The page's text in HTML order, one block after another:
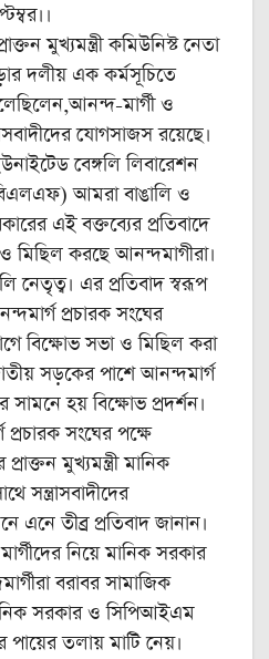
মুখ্যমন্ত্রী কমিউনিস্ট নেতা
দলীয় এক কর্মসূচিতে
মার্গী ও
যোগসাজস রয়েছে।
বেঙ্গলি লিবারেশন
আমরা বাঙালি ও
এই বক্তব্যের প্রতিবাদে
মিছিল করছে আনন্দমাগীরা।
নেতৃত্ব। এর প্রতিবাদ স্বরূপ
প্রচারক সংঘের
বিক্ষোভ সভা ও মিছিল করা
সড়কের পাশে আনন্দমার্গ
সামনে হয় বিক্ষোভ প্রদর্শন।
সংঘের পক্ষে
মুখ্যমন্ত্রী মানিক
সন্ত্রাসবাদীদের
এনে তীব্র প্রতিবাদ জানান।
নিয়ে মানিক সরকার
বরাবর সামাজিক
সরকার ও সিপিআইএম
পায়ের তলায় মাটি নেয়।